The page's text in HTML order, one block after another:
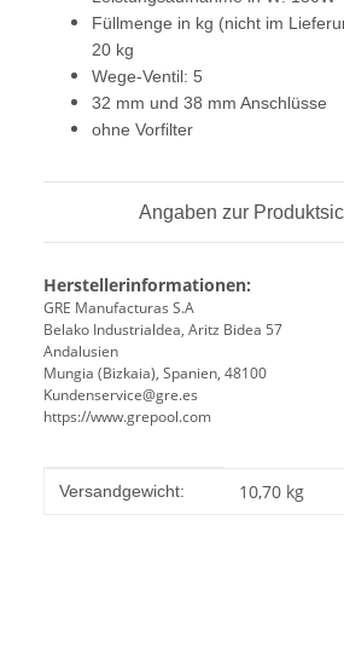
Füllmenge in kg (nicht im
20 kg
Wege-Ventil: 5
32 mm und 38 mm Anschlüsse
ohne Vorfilter
Angaben zur
Herstellerinformationen:
GRE Manufacturas S.A
Belako Industrialdea, Aritz Bidea 57
Andalusien
Mungia (Bizkaia), Spanien, 48100
Kundenservice@gre.es
https://www.grepool.com
Produkteigenschaft
Wert
Versandgewicht: 10,70 kg